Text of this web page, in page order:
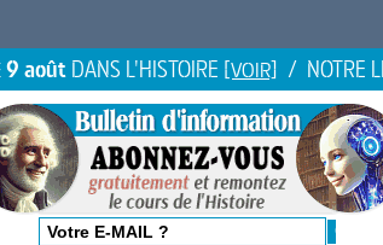
9 août DANS L'HISTOIRE [VOIR] / NOTRE